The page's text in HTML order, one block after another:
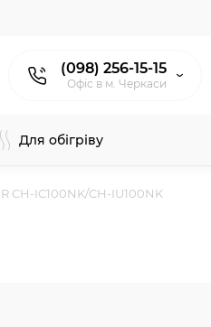
(098) 256-15-15
Офіс в м. Черкаси
Для обігріву
CH-IC100NK/CH-IU100NK